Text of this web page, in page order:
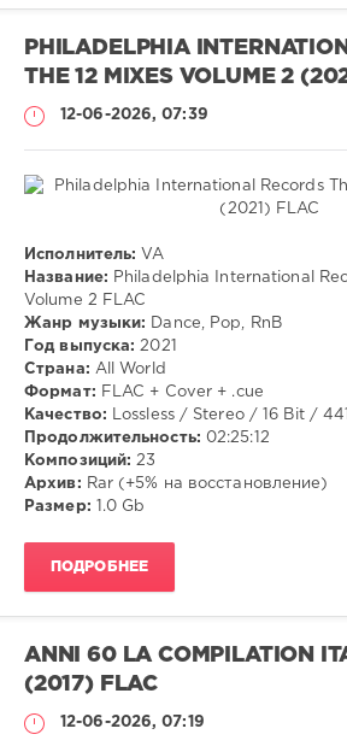
PHILADELPHIA
THE 12 MIXES VOLUME 2
12-06-2026, 07:39
VANGOG19
Dance
Исполнитель: VA
Название: Philadelphia International
Volume 2 FLAC
Жанр музыки:
Dance, Pop, RnB
Год выпуска: 2021
Страна: All World
Формат: FLAC + Cover + .cue
Качество: Lossless / Stereo / 16 Bit /
Продолжительность: 02:25:12
Композиций: 23
Архив: Rar (+5% на восстановление)
Размер: 1.0 Gb
ПОДРОБНЕЕ
ANNI 60 LA COMPILATION
(2017) FLAC
12-06-2026, 07:19